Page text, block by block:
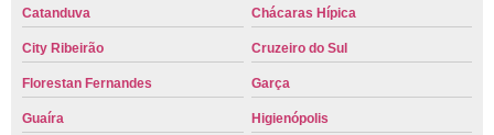
Catanduva Chácaras Hípica
City Ribeirão Cruzeiro do Sul
Florestan Fernandes Garça
Guaíra Higienópolis